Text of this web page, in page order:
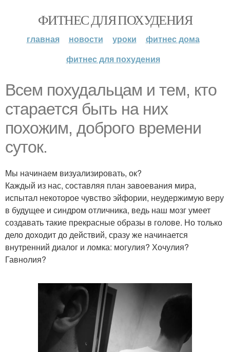
ФИТНЕС ДЛЯ ПОХУДЕНИЯ
главная новости уроки
фитнес дома
фитнес для похудения
Всем похудальцам и тем, кто
старается быть на них
похожим, доброго времени
суток.
Мы начинаем визуализировать, ок?
Каждый из нас, составляя план завоевания мира,
испытал некоторое чувство эйфории, неудержимую веру
в будущее и синдром отличника, ведь наш мозг умеет
создавать такие прекрасные образы в голове. Но только
дело доходит до действий, сразу же начинается
внутренний диалог и ломка: могулия? Хочулия?
Гавнолия?